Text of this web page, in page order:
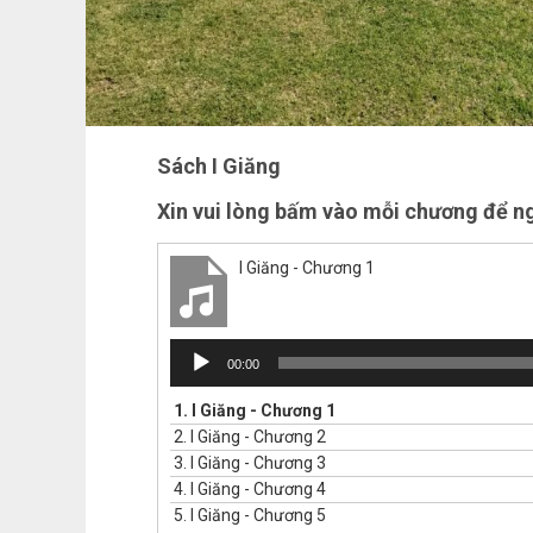
Sách I Giăng
Xin vui lòng bấm vào mỗi chương để
I Giăng - Chương 1
Audio
Player
00:00
1. I Giăng - Chương 1
2.
I Giăng - Chương 2
3.
I Giăng - Chương 3
4.
I Giăng - Chương 4
5.
I Giăng - Chương 5